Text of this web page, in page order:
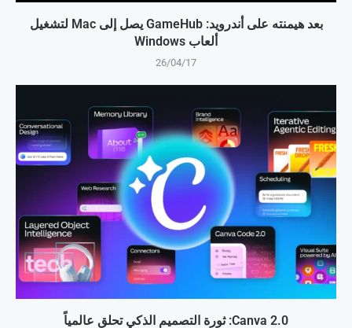
بعد هيمنته على أندرويد: GameHub يصل إلى Mac لتشغيل
ألعاب Windows
26/04/17
Canva 2.0: ثورة التصميم الذكي تحلق عالمياً